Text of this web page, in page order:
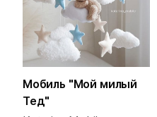
Мобиль "Мой милый
Тед"